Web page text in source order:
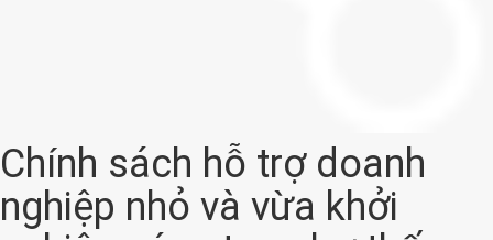
Chính sách hỗ trợ doanh
nghiệp nhỏ và vừa khởi